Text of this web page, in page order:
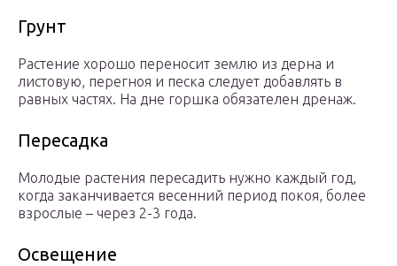
Грунт
Растение хорошо переносит землю из дерна и
листовую, перегноя и песка следует добавлять в
равных частях. На дне горшка обязателен дренаж.
Пересадка
Молодые растения пересадить нужно каждый год,
когда заканчивается весенний период покоя, более
взрослые – через 2-3 года.
Освещение